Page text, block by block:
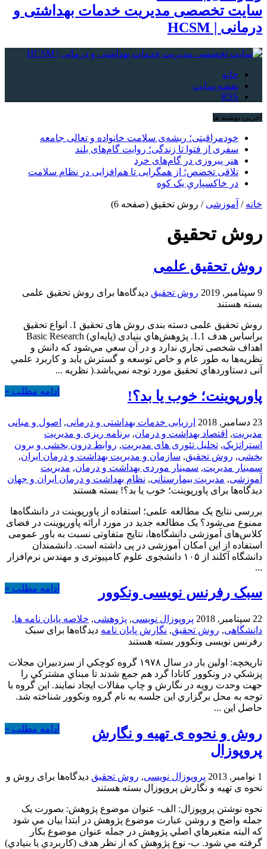
سایت تخصصی مدیریت خدمات بهداشتی و
درمانی | HCSM
خانه
نقشه سایت
RSS
آخرین نوشته ها
خودمراقبتی؛ ریشه‌ی سلامت خانواده و تعالی جامعه
سفری از فتوا تا زندگی؛ روایت گام‌های بلند
هنر پیروزی در گام‌های خرد
تلاقی تخصص؛ از همگرایی تا هم‌افزایی در نظام سلامت
در خاکسپاریِ یک کوه
خانه / آموزشی / روش تحقیق (صفحه 6)
روش تحقیق
روش تحقیق علمی
9 سپتامبر, 2019 روش تحقیق دیدگاه‌ها برای روش تحقیق علمی
بسته هستند
روش تحقیق علمی دسته بندی روش های تحقیق 1. انواع تحقيق
براساس هدف 1.1. پژوهش‌هاي بنیادی (پايه‌اي) Basic Research
اهداف شخصی تجاري ندارد و در آن سعي مي‌شود كه دانش و
نظريه‌ها به طور عام و خاص توسعه و گسترش يابد و كاربرد علمي
آنی دستاوردهاي تحقيق مورد توجه نمي‌باشد.( نظريه ...
ادامه مطلب » پاورپوینت؛ خوب یا بد؟!
23 دسامبر, 2018 ارزیابی خدمات بهداشتی و درمانی, اصول و مبانی
مدیریت, اقتصاد بهداشت و درمان, برنامه ریزی و مدیریت
استراتژیک, تحلیل تئوری های مدیریت, روابط درون بخشی و برون
بخشی, روش تحقیق, سازمان و مدیریت بهداشت و درمان ایران,
سمینار مدیریت, سمینار موردی بهداشت و درمان, مدیریت
آموزشی, مدیریت بیمارستانی, نظام بهداشت و درمان ایران و جهان
دیدگاه‌ها برای پاورپوینت؛ خوب یا بد؟! بسته هستند
بررسی نتایج یک مطالعه علمی؛ استفاده از پاورپوینت در دانشگاه‌ها
ممنوع می‌شود؟ یک مطالعه جدید در مورد ارائه پاورپوینت در فضای
کلاس‌های آموزشی دانشگاه‌ها، نتایج متفاوتی نسبت به باور عمومی
استفاده از این امکان آموزشی در پی داشته است. دانشمندان
دانشگاه آکلند از ۱۰۵ دانشجوی علوم کامپیوتری و مهندس نرم‌افزار
...
ادامه مطلب » سبک رفرنس نویسی ونکوور
22 سپتامبر, 2018 پروپوزال نویسی, پژوهشی, خلاصه پایان نامه ها,
دانشگاهی, روش تحقیق, نگارش پایان نامه دیدگاه‌ها برای سبک
رفرنس نویسی ونکوور بسته هستند
تاريخچه: اولين بار در سال ۱۹۷۸ گروه كوچكي از سردبيران مجلات
پزشكي در ونكوور كانادا گرد هم جمع شدند تا مبناي مشتركي را
جهت وحدت رويه در نگارش و چاپ مقالات ايجاد نمايند. اين گروه با
توجه به محل برگزاري اين جلسه به نام گروه ونكوور شناخته شد.
حاصل اين ...
ادامه مطلب »
روش و نحوه ی تهیه و نگارش
پروپوزال
1 نوامبر, 2013 پروپوزال نویسی, روش تحقیق دیدگاه‌ها برای روش و
نحوه ی تهیه و نگارش پروپوزال بسته هستند
نحوه نوشتن پروپوزال: الف- عنوان موضوع پژوهش: بصورت يک
جمله واضح و روشن عبارت موضوع پژوهش در ابتدا بيان مي شود
که البته متغيرهاي اصلي پژوهش در جمله عنوان موضوع بکار
گرفته مي شود. ب- نوع پژوهش که از نظر هدف (کاربردي يا بنيادي)